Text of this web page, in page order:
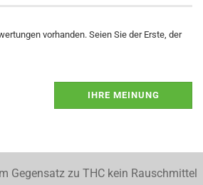
vorhanden. Seien Sie der Erste, der
IHRE MEINUNG
Gegensatz zu THC kein Rauschmittel